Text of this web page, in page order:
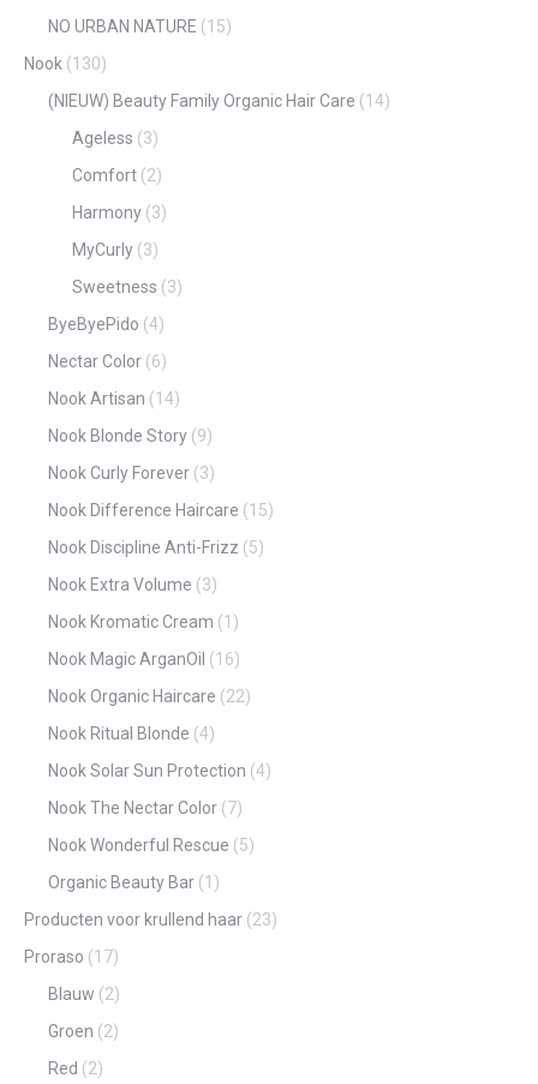
NO URBAN NATURE (15)
Nook (130)
(NIEUW) Beauty Family Organic Hair Care (14)
Ageless (3)
Comfort (2)
Harmony (3)
MyCurly (3)
Sweetness (3)
ByeByePido (4)
Nectar Color (6)
Nook Artisan (14)
Nook Blonde Story (9)
Nook Curly Forever (3)
Nook Difference Haircare (15)
Nook Discipline Anti-Frizz (5)
Nook Extra Volume (3)
Nook Kromatic Cream (1)
Nook Magic ArganOil (16)
Nook Organic Haircare (22)
Nook Ritual Blonde (4)
Nook Solar Sun Protection (4)
Nook The Nectar Color (7)
Nook Wonderful Rescue (5)
Organic Beauty Bar (1)
Producten voor krullend haar (23)
Proraso (17)
Blauw (2)
Groen (2)
Red (2)